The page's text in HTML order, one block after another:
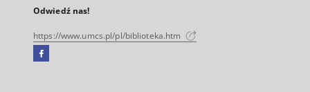
Odwiedź nas!
https://www.umcs.pl/pl/biblioteka.htm
Facebook